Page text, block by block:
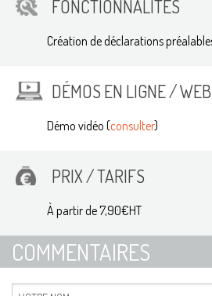
FONCTIONNALITÉS
Création de déclarations
DÉMOS EN LIGNE /
Démo vidéo (consulter)
PRIX / TARIFS
À partir de 7,90€HT
COMMENTAIRES